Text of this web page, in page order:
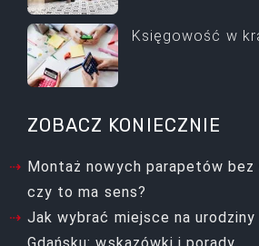
Księgowość w
ZOBACZ KONIECZNIE
Montaż nowych parapetów bez
czy to ma sens?
Jak wybrać miejsce na